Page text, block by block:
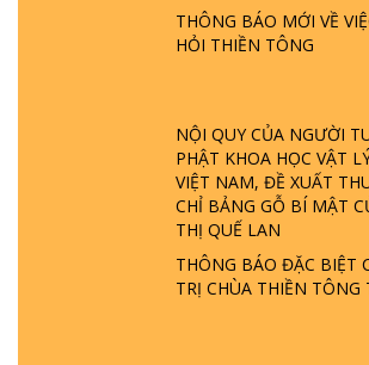
THÔNG BÁO MỚI VỀ
HỎI THIỀN TÔNG
NỘI QUY CỦA NGƯỜI
PHẬT KHOA HỌC VẬT
VIỆT NAM, ĐỀ XUẤT
CHỈ BẢNG GỖ BÍ MẬT
THỊ QUẾ LAN
THÔNG BÁO ĐẶC BIỆT
TRỊ CHÙA THIỀN TÔNG
TTTD
GIẢI ĐÁP ĐẶC BIỆT P23 -
GIẢI ĐÁP THIỀN TÔNG
SAO TRÁI ĐẤT NHIỀU
- HỎA HOẠN | TTTD
GIẢI ĐÁP THIỀN TÔNG
SAO ĐỨC PHẬT BƯỚC ĐI